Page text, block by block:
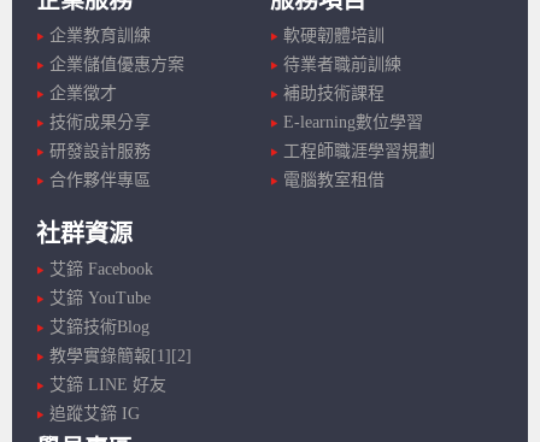
企業教育訓練
企業儲值優惠方案
企業徵才
技術成果分享
研發設計服務
合作夥伴專區
軟硬韌體培訓
待業者職前訓練
補助技術課程
E-learning數位學習
工程師職涯學習規劃
電腦教室租借
社群資源
艾鍗 Facebook
艾鍗 YouTube
艾鍗技術Blog
教學實錄簡報[1] [2]
艾鍗 LINE 好友
追蹤艾鍗 IG